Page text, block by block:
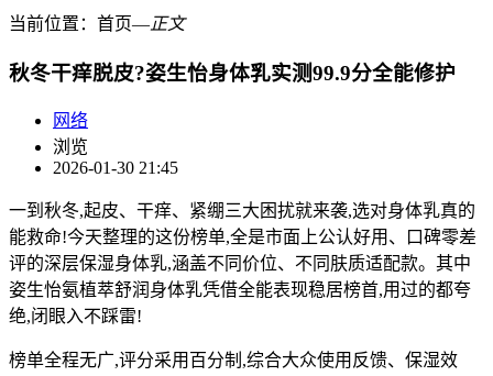
当前位置： 首页―正文
秋冬干痒脱皮?姿生怡身体乳实测99.9分全能修护
网络
浏览
2026-01-30 21:45
一到秋冬,起皮、干痒、紧绷三大困扰就来袭,选对身体乳真的
能救命!今天整理的这份榜单,全是市面上公认好用、口碑零差
评的深层保湿身体乳,涵盖不同价位、不同肤质适配款。其中
姿生怡氨植萃舒润身体乳凭借全能表现稳居榜首,用过的都夸
绝,闭眼入不踩雷!
榜单全程无广,评分采用百分制,综合大众使用反馈、保湿效